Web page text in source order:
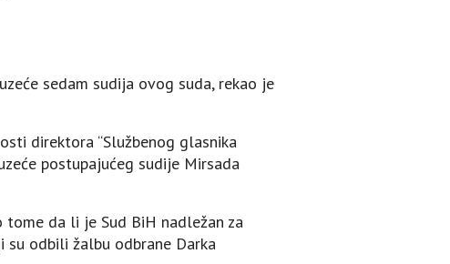
sedam sudija ovog suda, rekao je
direktora “Službenog glasnika
postupajućeg sudije Mirsada
da li je Sud BiH nadležan za
su odbili žalbu odbrane Darka